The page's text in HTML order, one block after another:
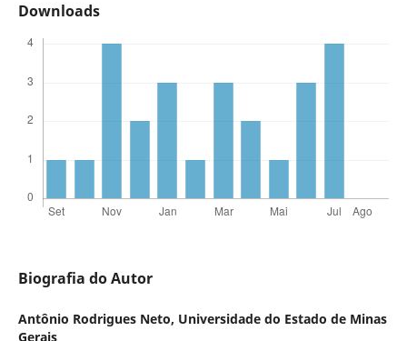
Downloads
Biografia do Autor
Antônio Rodrigues Neto, Universidade do Estado de Minas
Gerais